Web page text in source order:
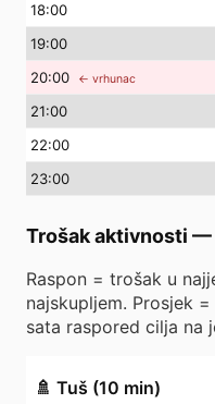
18:00
19:00
20:00 ← vrhunac
21:00
22:00
23:00
Trošak aktivnosti —
Raspon = trošak u
najskupljem. Prosjek
sata raspored cilja na
🚿 Tuš (10 min)